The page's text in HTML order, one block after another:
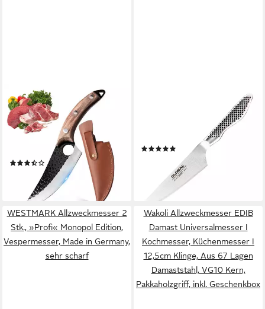
FINE LIFE PRO
Spickmesser 6-Zoll-
Fleischbeil mit Lederscheide,
Ausbeinmesser für Gemüse
(5)
lieferbar - in 2-3 Werktagen bei dir
Allzweckmesser Global GS-89
Universalmesser 13 cm, GS-
101,00 €
lieferbar - in 2-3 Werktagen bei dir
WESTMARK Allzweckmesser 2
Stk., »Profi« Monopol Edition,
Vespermesser, Made in Germany,
sehr scharf
Wakoli Allzweckmesser EDIB
Damast Universalmesser I
Kochmesser, Küchenmesser I
12,5cm Klinge, Aus 67 Lagen
Damaststahl, VG10 Kern,
Pakkaholzgriff, inkl. Geschenkbox